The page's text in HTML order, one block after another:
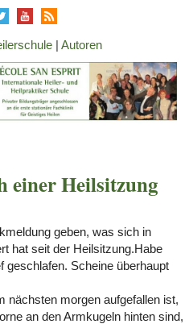
| Autoren
einer Heilsitzung
geben, was sich in
hat seit der Heilsitzung.Habe
geschlafen. Scheine überhaupt
nächsten morgen aufgefallen ist,
an den Armkugeln hinten sind,